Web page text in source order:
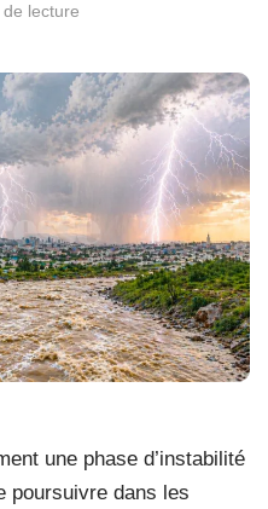
lecture
une phase d’instabilité
poursuivre dans les